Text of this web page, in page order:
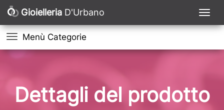
Gioielleria D'Urbano
Menù Categorie
Dettagli del prodotto